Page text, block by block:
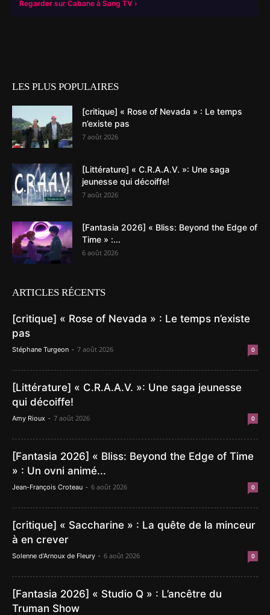
Regarder sur Cabane à Sang TV
LES PLUS POPULAIRES
[critique] « Rose of Nevada » : Le temps
n’existe pas
7 août 2026
[Littérature] « C.R.A.A.V. »: Une saga
jeunesse qui décoiffe!
7 août 2026
[Fantasia 2026] « Bliss: Beyond the Edge of
Time » :...
6 août 2026
ARTICLES RÉCENTS
[critique] « Rose of Nevada » : Le temps n’existe
pas
Stéphane Turgeon - 7 août 2026 0
[Littérature] « C.R.A.A.V. »: Une saga jeunesse
qui décoiffe!
Amy Rioux - 7 août 2026 0
[Fantasia 2026] « Bliss: Beyond the Edge of Time
» : Un ovni animé...
Jean-François Croteau - 6 août 2026 0
[critique] « Saccharine » : La quête de la minceur
à en crever
Solenne d'Arnoux de Fleury - 6 août 2026 0
[Fantasia 2026] « Studio Q » : L’ancêtre du
Truman Show